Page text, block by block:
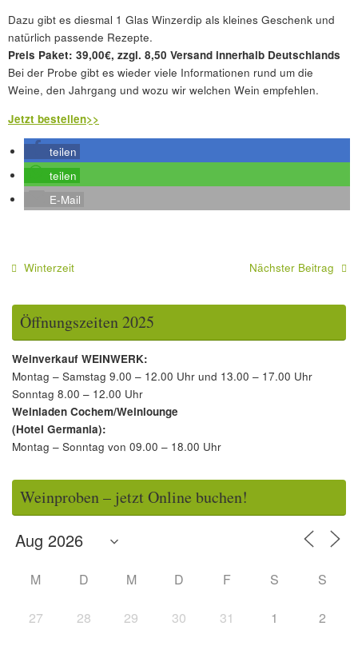
Dazu gibt es diesmal 1 Glas Winzerdip als kleines Geschenk und
natürlich passende Rezepte.
Preis Paket: 39,00€, zzgl. 8,50 Versand innerhalb Deutschlands
Bei der Probe gibt es wieder viele Informationen rund um die
Weine, den Jahrgang und wozu wir welchen Wein empfehlen.
Jetzt bestellen>>
teilen
teilen
E-Mail
Winterzeit Nächster Beitrag
Öffnungszeiten 2025
Weinverkauf WEINWERK:
Montag – Samstag 9.00 – 12.00 Uhr und 13.00 – 17.00 Uhr
Sonntag 8.00 – 12.00 Uhr
Weinladen Cochem/Weinlounge
(Hotel Germania):
Montag – Sonntag von 09.00 – 18.00 Uhr
Weinproben – jetzt Online buchen!
M D M D F S S
27 28 29 30 31 1 2